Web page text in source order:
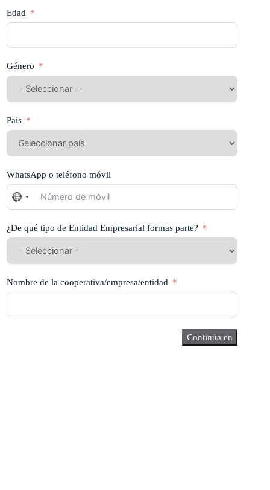
Edad
Género
País
WhatsApp o teléfono móvil
No
se
seleccionado
ningún
¿De qué tipo de Entidad Empresarial formas parte?
Nombre de la cooperativa/empresa/entidad
Continúa en